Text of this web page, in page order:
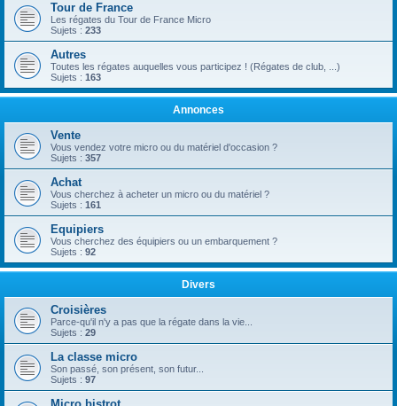
Tour de France
Les régates du Tour de France Micro
Sujets : 233
Autres
Toutes les régates auquelles vous participez ! (Régates de club, ...)
Sujets : 163
Annonces
Vente
Vous vendez votre micro ou du matériel d'occasion ?
Sujets : 357
Achat
Vous cherchez à acheter un micro ou du matériel ?
Sujets : 161
Equipiers
Vous cherchez des équipiers ou un embarquement ?
Sujets : 92
Divers
Croisières
Parce-qu'il n'y a pas que la régate dans la vie...
Sujets : 29
La classe micro
Son passé, son présent, son futur...
Sujets : 97